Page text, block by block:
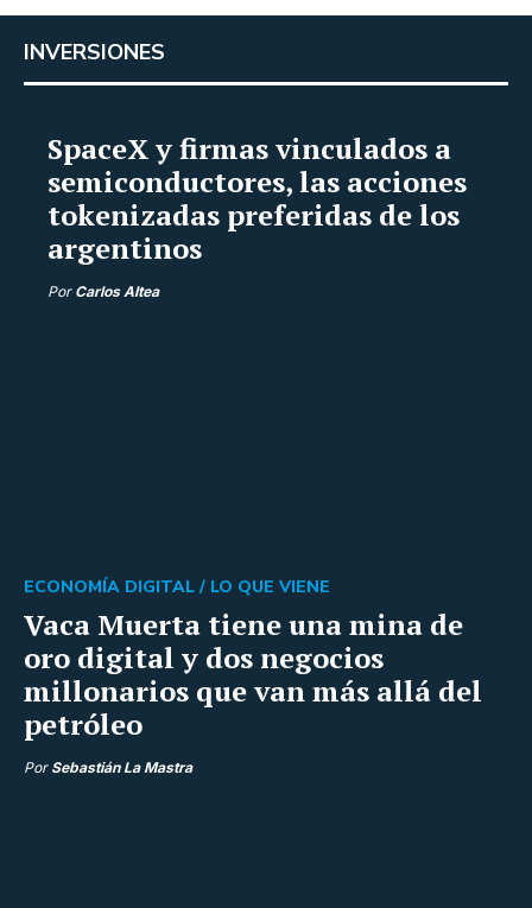
INVERSIONES
SpaceX y firmas vinculados a
semiconductores, las acciones
tokenizadas preferidas de los
argentinos
Por Carlos Altea
Vaca Muerta tiene una mina de
oro digital y dos negocios
millonarios que van más allá del
petróleo
ECONOMÍA DIGITAL / LO QUE VIENE
Por Sebastián La Mastra